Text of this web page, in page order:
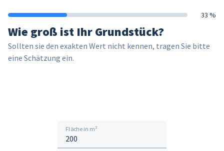
33 %
Wie groß ist Ihr Grundstück?
Sollten sie den exakten Wert nicht kennen, tragen Sie bitte
eine Schätzung ein.
Fläche in m²